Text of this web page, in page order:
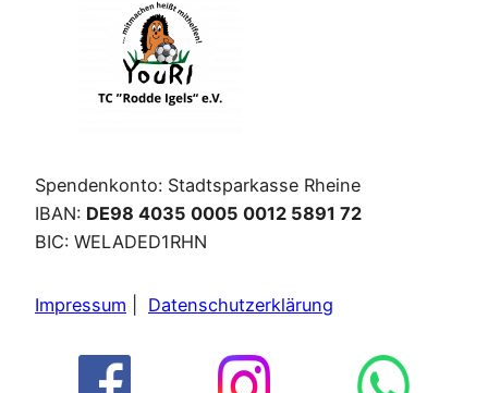
Spendenkonto: Stadtsparkasse Rheine
IBAN: DE98 4035 0005 0012 5891 72
BIC: WELADED1RHN
Impressum Datenschutzerklärung